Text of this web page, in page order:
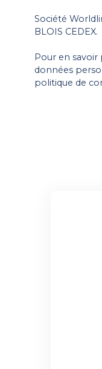
Société
BLOIS CEDEX.
Pour en
données
politique de